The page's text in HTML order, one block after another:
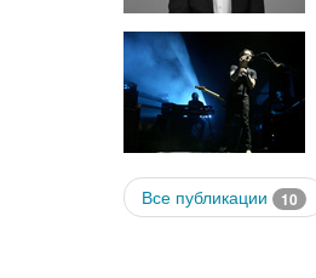
Все публикации 10